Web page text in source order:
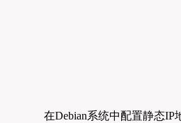
在Debian系统中配置静态IP